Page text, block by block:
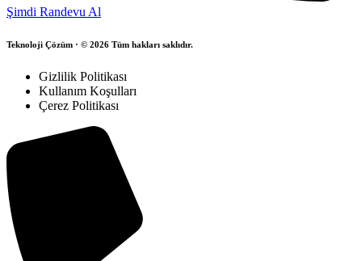
Şimdi Randevu Al
Teknoloji Çözüm · © 2026 Tüm hakları saklıdır.
Gizlilik Politikası
Kullanım Koşulları
Çerez Politikası